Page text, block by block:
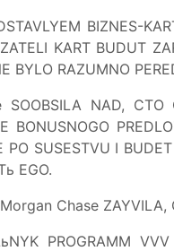
BIZNES-
KART BUDUT
BYLO RAZUMNO
SOOBSILA NAD,
BONUSNOGO
PO SUSESTVU I
EGO.
Chase
PROGRAMM